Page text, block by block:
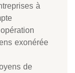
à
exonérée
de